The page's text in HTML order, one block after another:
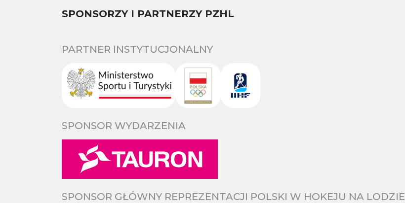
SPONSORZY I PARTNERZY PZHL
PARTNER INSTYTUCJONALNY
SPONSOR WYDARZENIA
SPONSOR GŁÓWNY REPREZENTACJI POLSKI W HOKEJU NA LODZIE